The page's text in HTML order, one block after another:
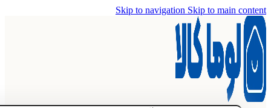
Skip to navigation Skip to main content